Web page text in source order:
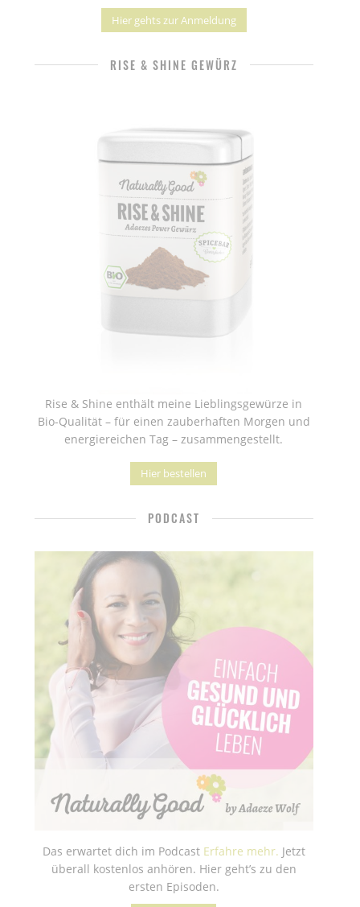
Hier gehts zur Anmeldung
RISE & SHINE GEWÜRZ
Rise & Shine enthält meine Lieblingsgewürze in
Bio-Qualität – für einen zauberhaften Morgen und
energiereichen Tag – zusammengestellt.
Hier bestellen
PODCAST
Das erwartet dich im Podcast Erfahre mehr. Jetzt
überall kostenlos anhören. Hier geht’s zu den
ersten Episoden.